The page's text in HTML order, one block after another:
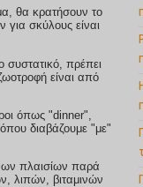
θα κρατήσουν το
για σκύλους είναι
από
όπως "dinner",
διαβάζουμε "με"
πλαισίων παρά
λιπών, βιταμινών